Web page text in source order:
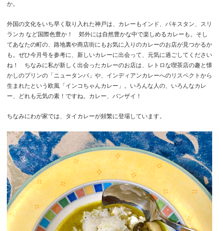
か。
外国の文化をいち早く取り入れた神戸は、カレーもインド、パキスタン、スリ
ランカ など国際色豊か！ 郊外には自然豊かな中で楽しめるカレーも。そし
てあなたの町の、路地裏や商店街にもお気に入りのカレーのお店が見つかるか
も。ぜひ今月号を参考に、新しいカレーに出会って、元気に過ごしてください
ね！ ちなみに私が新しく出会ったカレーのお店は、レトロな喫茶店の趣と懐
かしのプリンの「ニュータンバ」や、インディアンカレーへのリスペクトから
生まれたという欧風「インコちゃんカレー」。いろんな人の、いろんなカレ
ー、どれも元気の素！ですね。カレー、バンザイ！
ちなみにわが家では、タイカレーが頻繁に登場しています。